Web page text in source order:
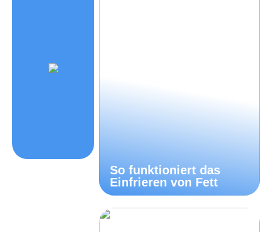
So funktioniert das
Einfrieren von Fett